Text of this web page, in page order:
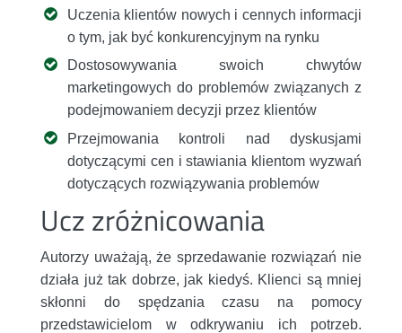
Uczenia klientów nowych i cennych informacji
o tym, jak być konkurencyjnym na rynku
Dostosowywania swoich chwytów
marketingowych do problemów związanych z
podejmowaniem decyzji przez klientów
Przejmowania kontroli nad dyskusjami
dotyczącymi cen i stawiania klientom wyzwań
dotyczących rozwiązywania problemów
Ucz zróżnicowania
Autorzy uważają, że sprzedawanie rozwiązań nie
działa już tak dobrze, jak kiedyś. Klienci są mniej
skłonni do spędzania czasu na pomocy
przedstawicielom w odkrywaniu ich potrzeb.